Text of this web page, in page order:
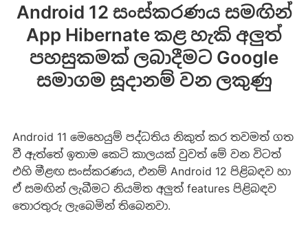
Android 12 සංස්කරණය සමඟින්
App Hibernate කළ හැකි අලුත්
පහසුකමක් ලබාදීමට Google
සමාගම සූදානම් වන ලකුණු
Android 11 මෙහෙයුම් පද්ධතිය නිකුත් කර තවමත් ගත
වී ඇත්තේ ඉතාම කෙටි කාලයක් වුවත් මේ වන විටත්
එහි මීළඟ සංස්කරණය, එනම් Android 12 පිළිබඳව හා
ඒ සමඟින් ලැබීමට නියමිත අලුත් features පිළිබඳව
තොරතුරු ලැබෙමින් තිබෙනවා.